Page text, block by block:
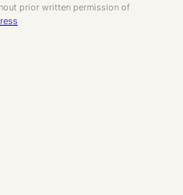
prior written permission of